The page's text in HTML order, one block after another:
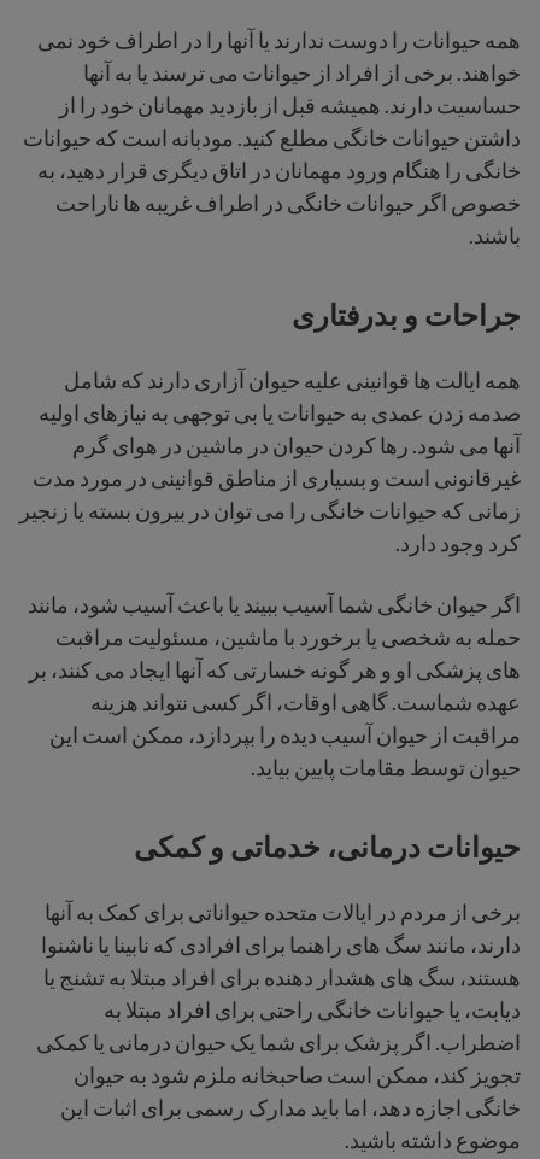
همه حیوانات را دوست ندارند یا آنها را در اطراف خود نمی
خواهند. برخی از افراد از حیوانات می ترسند یا به آنها
حساسیت دارند. همیشه قبل از بازدید مهمانان خود را از
داشتن حیوانات خانگی مطلع کنید. مودبانه است که حیوانات
خانگی را هنگام ورود مهمانان در اتاق دیگری قرار دهید، به
خصوص اگر حیوانات خانگی در اطراف غریبه ها ناراحت
باشند.
جراحات و بدرفتاری
همه ایالت ها قوانینی علیه حیوان آزاری دارند که شامل
صدمه زدن عمدی به حیوانات یا بی توجهی به نیازهای اولیه
آنها می شود. رها کردن حیوان در ماشین در هوای گرم
غیرقانونی است و بسیاری از مناطق قوانینی در مورد مدت
زمانی که حیوانات خانگی را می توان در بیرون بسته یا زنجیر
کرد وجود دارد.
اگر حیوان خانگی شما آسیب ببیند یا باعث آسیب شود، مانند
حمله به شخصی یا برخورد با ماشین، مسئولیت مراقبت
های پزشکی او و هر گونه خسارتی که آنها ایجاد می کنند، بر
عهده شماست. گاهی اوقات، اگر کسی نتواند هزینه
مراقبت از حیوان آسیب دیده را بپردازد، ممکن است این
حیوان توسط مقامات پایین بیاید.
حیوانات درمانی، خدماتی و کمکی
برخی از مردم در ایالات متحده حیواناتی برای کمک به آنها
دارند، مانند سگ های راهنما برای افرادی که نابینا یا ناشنوا
هستند، سگ های هشدار دهنده برای افراد مبتلا به تشنج یا
دیابت، یا حیوانات خانگی راحتی برای افراد مبتلا به
اضطراب. اگر پزشک برای شما یک حیوان درمانی یا کمکی
تجویز کند، ممکن است صاحبخانه ملزم شود به حیوان
خانگی اجازه دهد، اما باید مدارک رسمی برای اثبات این
موضوع داشته باشید.